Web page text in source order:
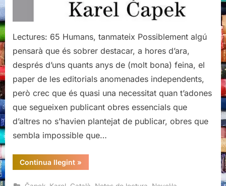
Lectures: 65 Humans, tanmateix Possiblement algú
pensarà que és sobrer destacar, a hores d’ara,
després d’uns quants anys de (molt bona) feina, el
paper de les editorials anomenades independents,
però crec que és quasi una necessitat quan t’adones
que segueixen publicant obres essencials que
d’altres no s’havien plantejat de publicar, obres que
sembla impossible que…
Continua llegint“R.U.R.
(Rossum’s
Robots),
»